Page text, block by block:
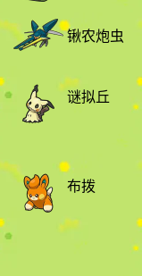
锹农炮虫
谜拟丘
布拨